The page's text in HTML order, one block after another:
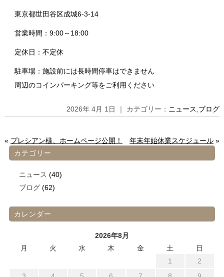
東京都世田谷区成城6-3-14
営業時間：9:00～18:00
定休日：不定休
駐車場：施設前には長時間停車はできません
周辺のコインパーキング等をご利用ください
2026年 4月 1日 ｜ カテゴリー： ニュース ブログ
« プレシアン様、ホームページ公開！ 年末年始休業スケジュール »
カテゴリー
ニュース (40)
ブログ(62)
カレンダー
2026年8月
月
火 水 木 金 土
日
1
2